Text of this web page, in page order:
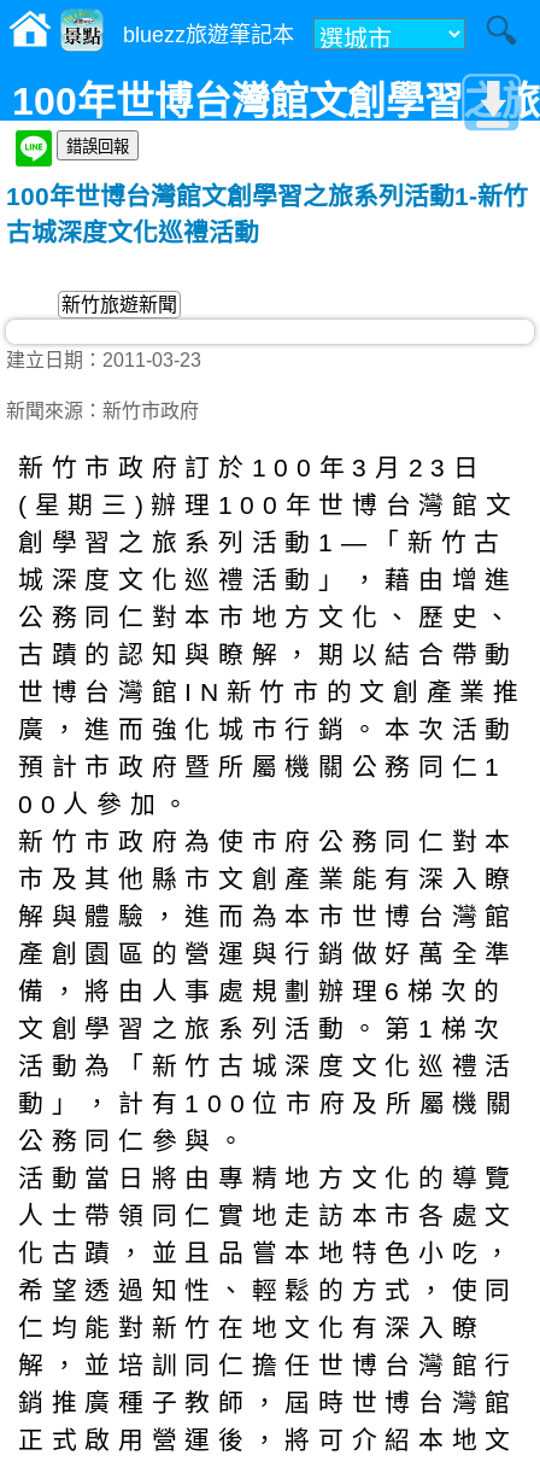
bluezz旅遊筆記本
100年世博台灣館文創學習之旅
系列活動1-新竹古城深度文化
巡禮活動
100年世博台灣館文創學習之旅系列活動1-新竹
古城深度文化巡禮活動
新竹旅遊新聞
建立日期：2011-03-23
新聞來源：新竹市政府
新竹市政府訂於100年3月23日
(星期三)辦理100年世博台灣館文
創學習之旅系列活動1—「新竹古
城深度文化巡禮活動」，藉由增進
公務同仁對本市地方文化、歷史、
古蹟的認知與瞭解，期以結合帶動
世博台灣館IN新竹市的文創產業推
廣，進而強化城市行銷。本次活動
預計市政府暨所屬機關公務同仁1
00人參加。
新竹市政府為使市府公務同仁對本
市及其他縣市文創產業能有深入瞭
解與體驗，進而為本市世博台灣館
產創園區的營運與行銷做好萬全準
備，將由人事處規劃辦理6梯次的
文創學習之旅系列活動。第1梯次
活動為「新竹古城深度文化巡禮活
動」，計有100位市府及所屬機關
公務同仁參與。
活動當日將由專精地方文化的導覽
人士帶領同仁實地走訪本市各處文
化古蹟，並且品嘗本地特色小吃，
希望透過知性、輕鬆的方式，使同
仁均能對新竹在地文化有深入瞭
解，並培訓同仁擔任世博台灣館行
銷推廣種子教師，屆時世博台灣館
正式啟用營運後，將可介紹本地文